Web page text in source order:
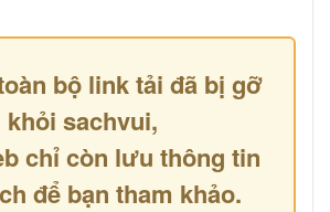
bộ link tải đã bị gỡ
khỏi sachvui,
chỉ còn lưu thông tin
để bạn tham khảo.